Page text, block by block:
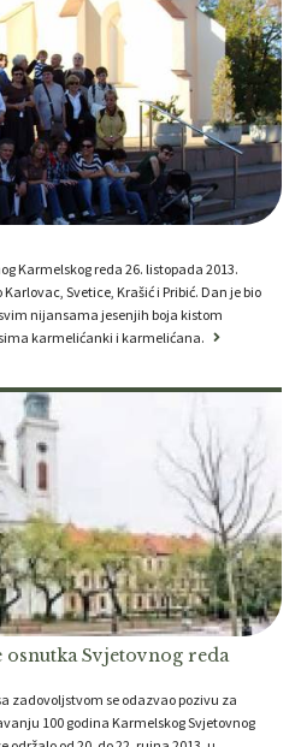
Karmelskog reda 26. listopada 2013.
Svetice, Krašić i Pribić. Dan je bio
nijansama jesenjih boja kistom
karmelićanki i karmelićana.
Svjetovnog reda
zadovoljstvom se odazvao pozivu za
100 godina Karmelskog Svjetovnog